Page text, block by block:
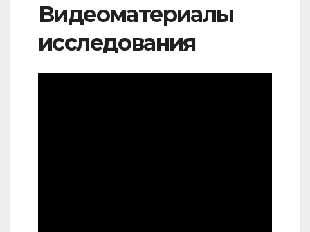
Видеоматериалы
исследования